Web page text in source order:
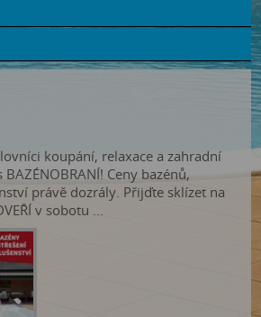
koupání, relaxace a zahradní
Ceny bazénů,
právě dozrály. Přijďte sklízet na
v sobotu ...